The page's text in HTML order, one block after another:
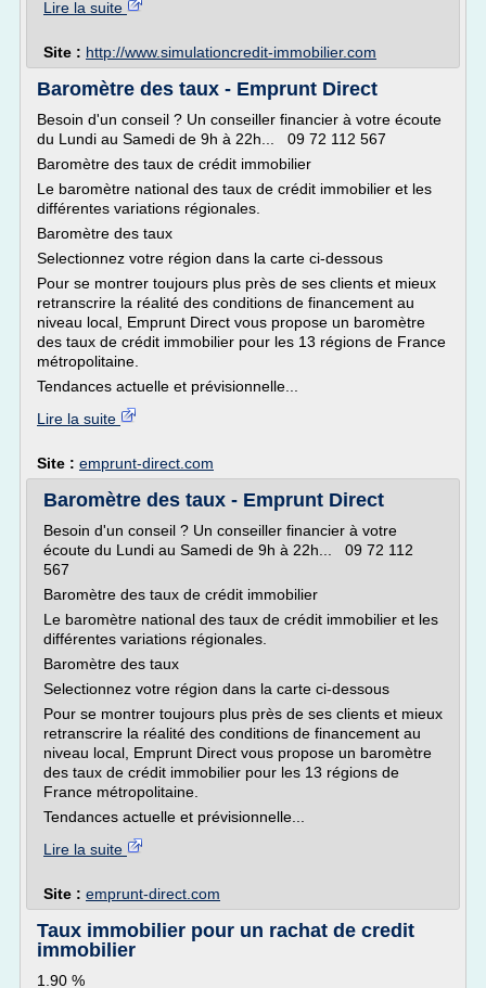
Lire la suite
Site : http://www.simulationcredit-immobilier.com
Baromètre des taux - Emprunt Direct
Besoin d'un conseil ? Un conseiller financier à votre écoute
du Lundi au Samedi de 9h à 22h... 09 72 112 567
Baromètre des taux de crédit immobilier
Le baromètre national des taux de crédit immobilier et les
différentes variations régionales.
Baromètre des taux
Selectionnez votre région dans la carte ci-dessous
Pour se montrer toujours plus près de ses clients et mieux
retranscrire la réalité des conditions de financement au
niveau local, Emprunt Direct vous propose un baromètre
des taux de crédit immobilier pour les 13 régions de France
métropolitaine.
Tendances actuelle et prévisionnelle...
Lire la suite
Site : emprunt-direct.com
Baromètre des taux - Emprunt Direct
Besoin d'un conseil ? Un conseiller financier à votre
écoute du Lundi au Samedi de 9h à 22h... 09 72 112
567
Baromètre des taux de crédit immobilier
Le baromètre national des taux de crédit immobilier et les
différentes variations régionales.
Baromètre des taux
Selectionnez votre région dans la carte ci-dessous
Pour se montrer toujours plus près de ses clients et mieux
retranscrire la réalité des conditions de financement au
niveau local, Emprunt Direct vous propose un baromètre
des taux de crédit immobilier pour les 13 régions de
France métropolitaine.
Tendances actuelle et prévisionnelle...
Lire la suite
Site : emprunt-direct.com
Taux immobilier pour un rachat de credit
immobilier
1.90 %